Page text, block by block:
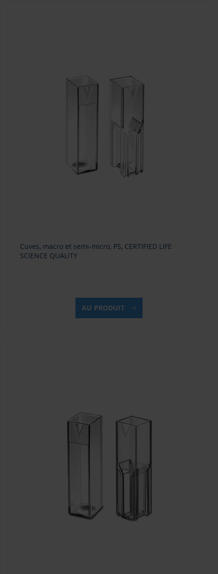
Cuves, macro et semi-micro, PS, CERTIFIED LIFE
SCIENCE QUALITY
AU PRODUIT